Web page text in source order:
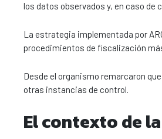
los datos observados y, en caso de
La estrategia implementada por
procedimientos de fiscalización
Desde el organismo remarcaron
otras instancias de control.
El contexto de